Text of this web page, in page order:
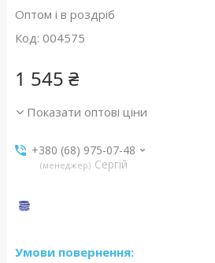
Оптом і в роздріб
Код: 004575
1 545 ₴
Показати оптові ціни
+380 (68) 975-07-48
менеджер Сергій